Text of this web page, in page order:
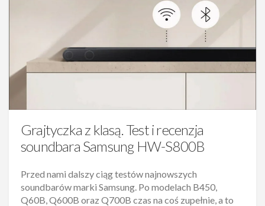
Grajtyczka z klasą. Test i recenzja
soundbara Samsung HW-S800B
Przed nami dalszy ciąg testów najnowszych
soundbarów marki Samsung. Po modelach B450,
Q60B, Q600B oraz Q700B czas na coś zupełnie, a to